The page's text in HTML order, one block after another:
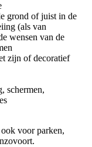
grond of juist in de
(als van
wensen van de
zijn of decoratief
schermen,
voor parken,